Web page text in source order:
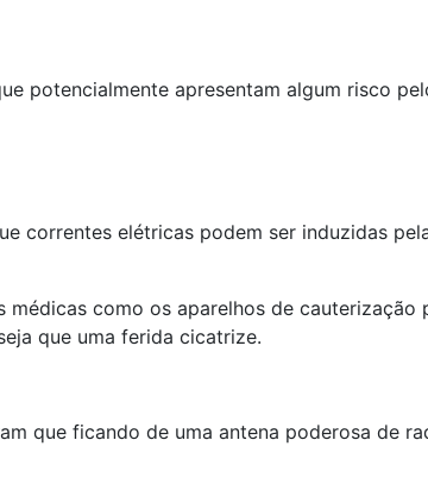
potencialmente apresentam algum risco
correntes elétricas podem ser induzidas
médicas como os aparelhos de
que uma ferida cicatrize.
que ficando de uma antena poderosa de